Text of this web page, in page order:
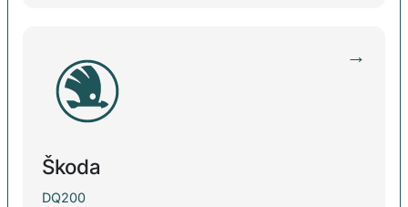
Škoda
DQ200
→